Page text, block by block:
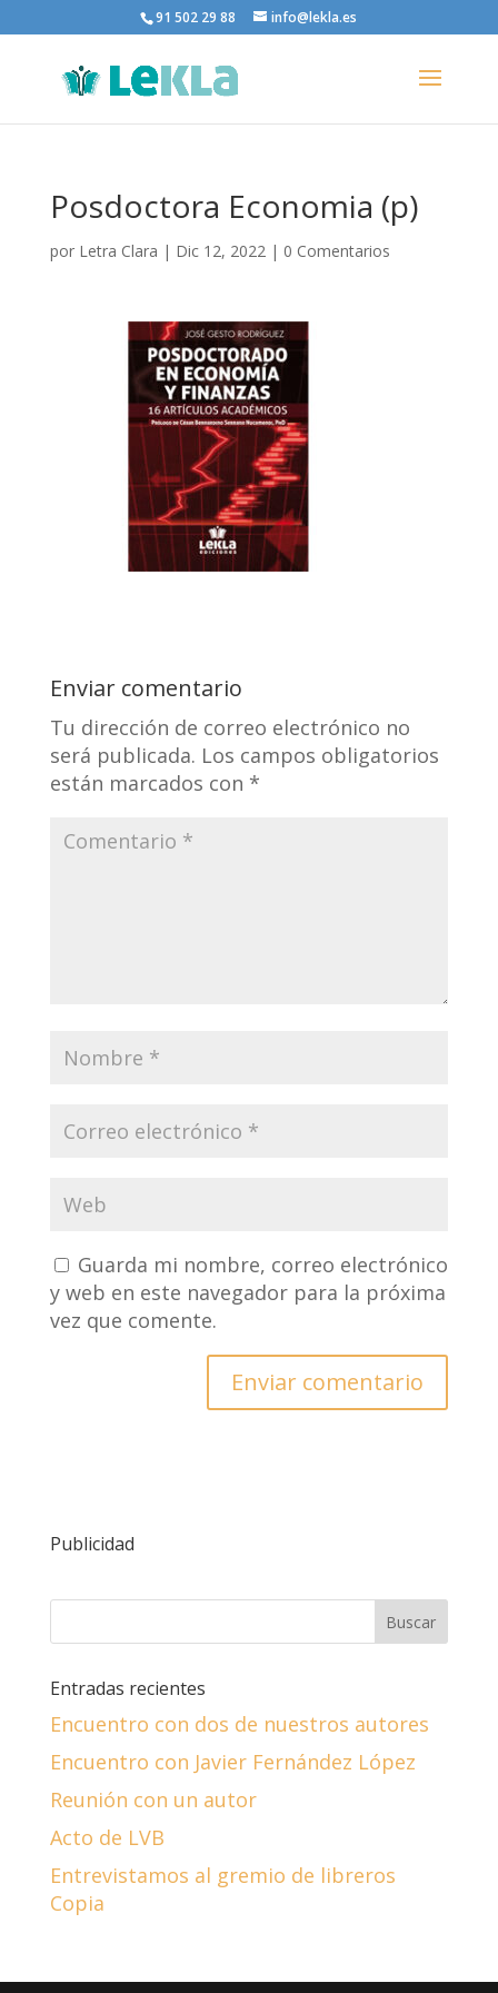
91 502 29 88 info@lekla.es
Posdoctora Economia (p)
por Letra Clara | Dic 12, 2022| 0 Comentarios
Enviar comentario
Tu dirección de correo electrónico no
será publicada. Los campos obligatorios
están marcados con *
Guarda mi nombre, correo electrónico
y web en este navegador para la próxima
vez que comente.
Publicidad
Entradas recientes
Encuentro con dos de nuestros autores
Encuentro con Javier Fernández López
Reunión con un autor
Acto de LVB
Entrevistamos al gremio de libreros
Copia